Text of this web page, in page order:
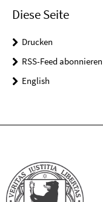
Diese Seite
Drucken
RSS-Feed abonnieren
English